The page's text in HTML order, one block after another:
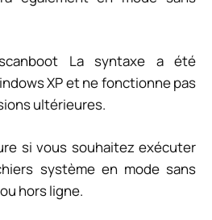
La syntaxe a été
XP et ne fonctionne pas
ultérieures.
si vous souhaitez exécuter
système en mode sans
hors ligne.